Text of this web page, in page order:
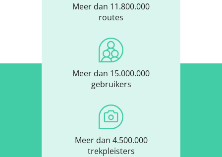
Meer dan 11.800.000
routes
Meer dan 15.000.000
gebruikers
Meer dan 4.500.000
trekpleisters